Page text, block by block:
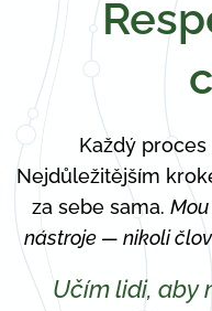
🤍
Každý
Nejdůležitějším
za sebe sama.
nástroje — nikoli
✨ Učím lidi, aby